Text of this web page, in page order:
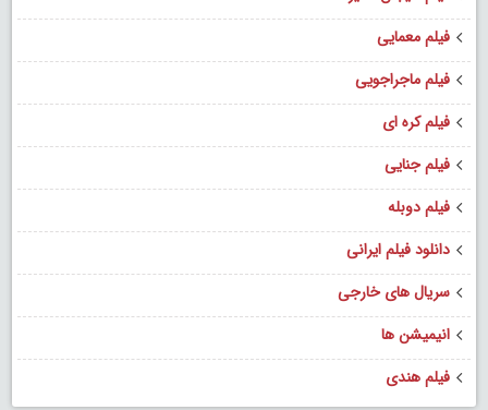
فیلم معمایی
فیلم ماجراجویی
فیلم کره ای
فیلم جنایی
فیلم دوبله
دانلود فیلم ایرانی
سریال های خارجی
انیمیشن ها
فیلم هندی